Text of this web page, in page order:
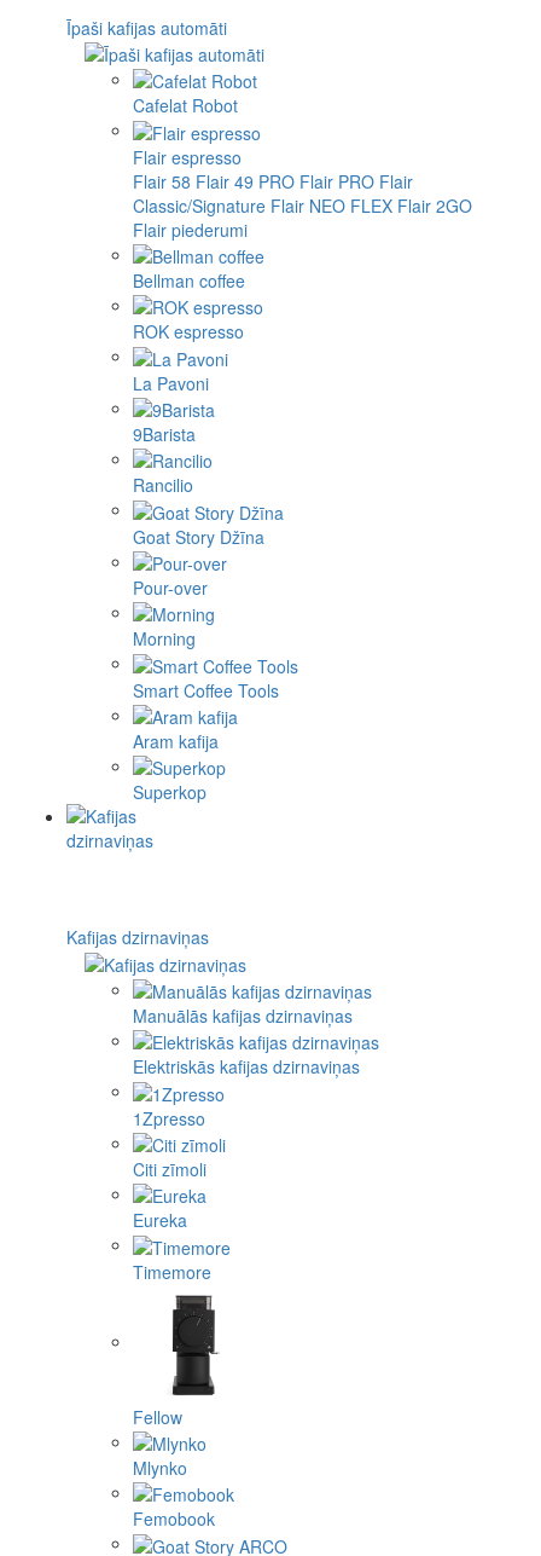
Īpaši kafijas automāti
Cafelat Robot
Flair espresso
Flair 58 Flair 49 PRO Flair PRO Flair
Classic/Signature Flair NEO FLEX Flair 2GO
Flair piederumi
Bellman coffee
ROK espresso
La Pavoni
9Barista
Rancilio
Goat Story Džīna
Pour-over
Morning
Smart Coffee Tools
Aram kafija
Superkop
Kafijas dzirnaviņas
Manuālās kafijas dzirnaviņas
Elektriskās kafijas dzirnaviņas
1Zpresso
Citi zīmoli
Eureka
Timemore
Fellow
Mlynko
Femobook